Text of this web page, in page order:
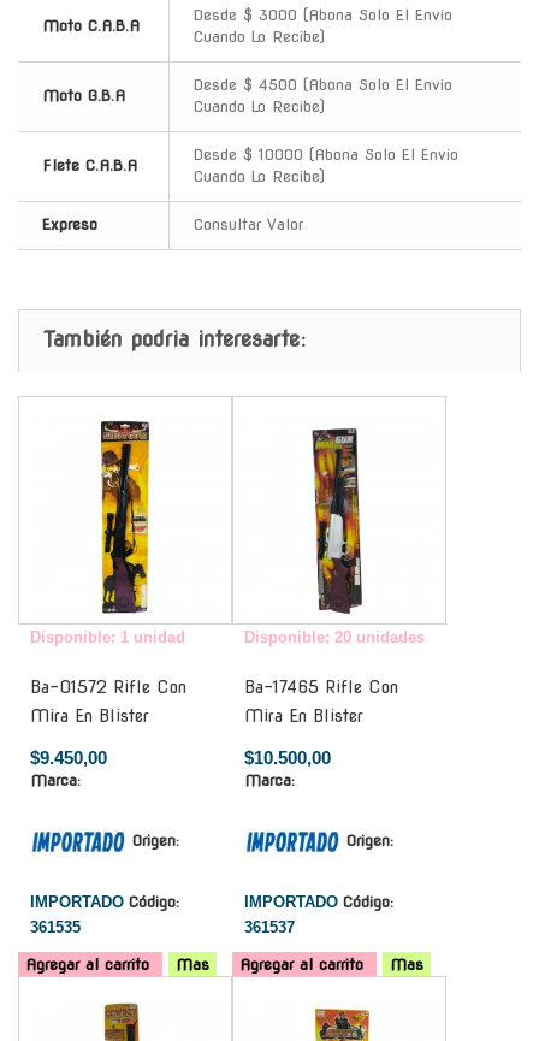
Moto C.A.B.A
Desde $ 3000 (Abona Solo El Envio
Cuando Lo Recibe)
Moto G.B.A
Desde $ 4500 (Abona Solo El Envio
Cuando Lo Recibe)
Flete C.A.B.A
Desde $ 10000 (Abona Solo El Envio
Cuando Lo Recibe)
Expreso Consultar Valor
También podria interesarte:
Disponible: 1 unidad
Ba-01572 Rifle Con
Mira En Blister
$9.450,00
Marca:
Origen:
IMPORTADO Código:
361535
Agregar al carrito Mas
Disponible: 20 unidades
Ba-17465 Rifle Con
Mira En Blister
$10.500,00
Marca:
Origen:
IMPORTADO Código:
361537
Agregar al carrito
Mas